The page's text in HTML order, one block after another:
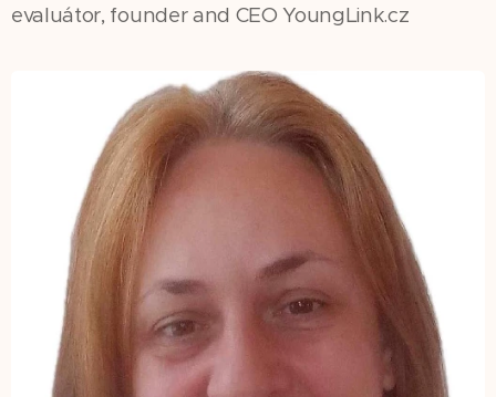
evaluátor, founder and CEO YoungLink.cz